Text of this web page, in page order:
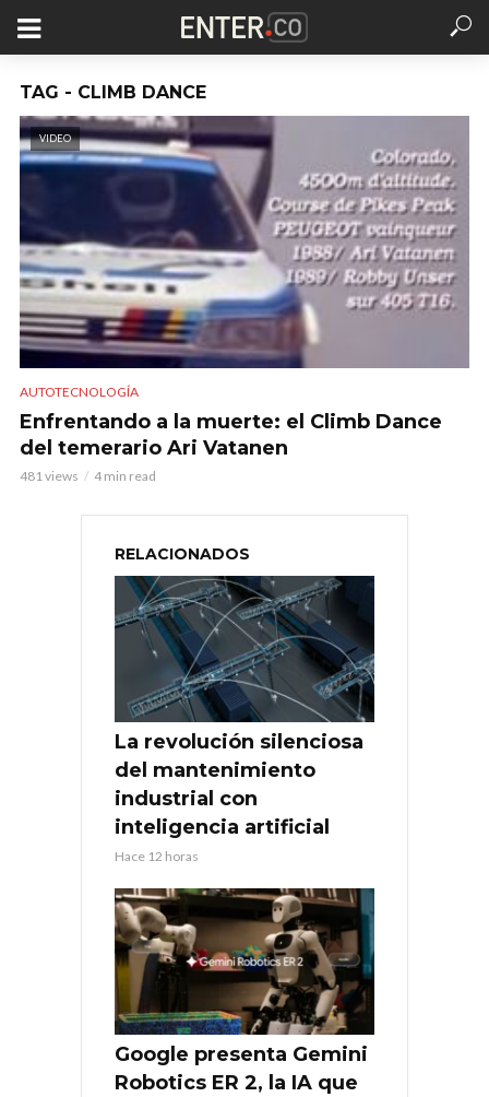
TAG - CLIMB DANCE
VIDEO
AUTOTECNOLOGÍA
Enfrentando a la muerte: el Climb Dance
del temerario Ari Vatanen
481 views 4 min read
RELACIONADOS
La revolución silenciosa
del mantenimiento
industrial con
inteligencia artificial
Hace 12 horas
Google presenta Gemini
Robotics ER 2, la IA que